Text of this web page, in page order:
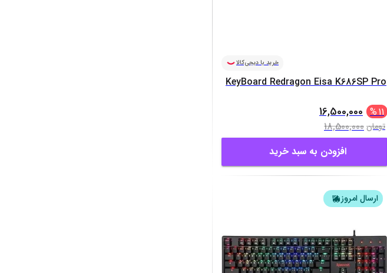
خرید با دیجی‌کالا
KeyBoard Redragon Eisa K686SP Pro
16,500,000 %11
18,500,000تومان
افزودن به سبد خرید
ارسال امروز